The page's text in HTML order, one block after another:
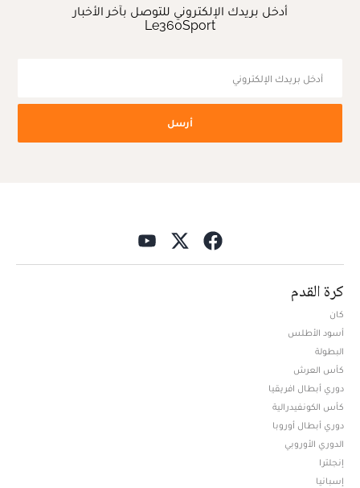
أدخل بريدك الإلكتروني للتوصل بآخر الأخبار
Le360Sport
أرسل
كرة القدم
كان
أسود الأطلس
البطولة
كأس العرش
دوري أبطال افريقيا
كأس الكونفيدرالية
دوري أبطال أوروبا
الدوري الأوروبي
إنجلترا
إسبانيا